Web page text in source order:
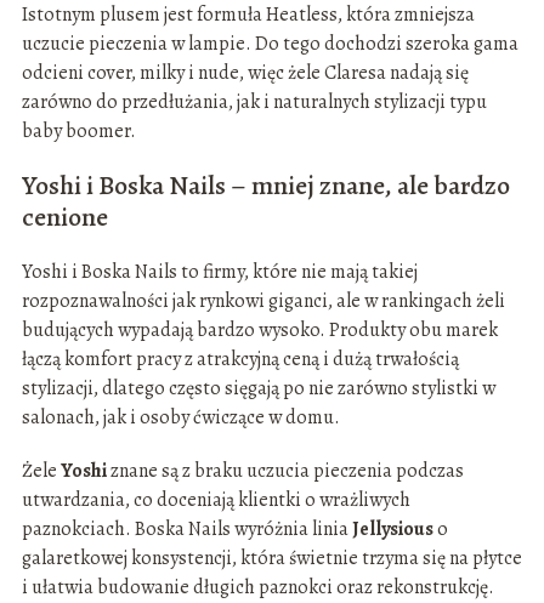
Istotnym plusem jest formuła Heatless, która zmniejsza
uczucie pieczenia w lampie. Do tego dochodzi szeroka gama
odcieni cover, milky i nude, więc żele Claresa nadają się
zarówno do przedłużania, jak i naturalnych stylizacji typu
baby boomer.
Yoshi i Boska Nails – mniej znane, ale bardzo
cenione
Yoshi i Boska Nails to firmy, które nie mają takiej
rozpoznawalności jak rynkowi giganci, ale w rankingach żeli
budujących wypadają bardzo wysoko. Produkty obu marek
łączą komfort pracy z atrakcyjną ceną i dużą trwałością
stylizacji, dlatego często sięgają po nie zarówno stylistki w
salonach, jak i osoby ćwiczące w domu.
ŻeleYoshiznane są z braku uczucia pieczenia podczas
utwardzania, co doceniają klientki o wrażliwych
paznokciach. Boska Nails wyróżnia liniaJellysiouso
galaretkowej konsystencji, która świetnie trzyma się na płytce
i ułatwia budowanie długich paznokci oraz rekonstrukcję.